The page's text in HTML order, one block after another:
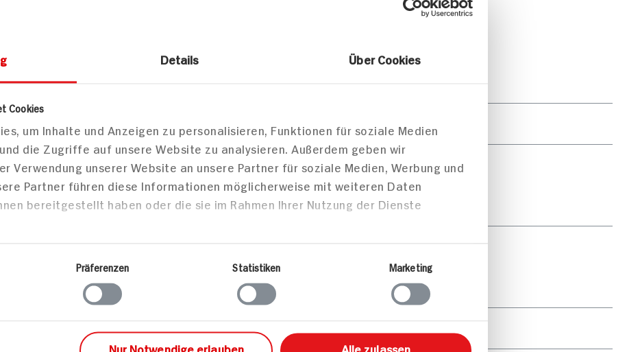
Details Über Cookies
Cookies
um Inhalte und Anzeigen zu personalisieren, Funktionen für soziale Medien
die Zugriffe auf unsere Website zu analysieren. Außerdem geben wir
Verwendung unserer Website an unsere Partner für soziale Medien, Werbung und
Partner führen diese Informationen möglicherweise mit weiteren Daten
bereitgestellt haben oder die sie im Rahmen Ihrer Nutzung der Dienste
Präferenzen Statistiken Marketing
Nur Notwendige erlauben Alle zulassen
200kJ /48kcal 740kJ /177kcal
0g 1g
0g 0g
28g
1g